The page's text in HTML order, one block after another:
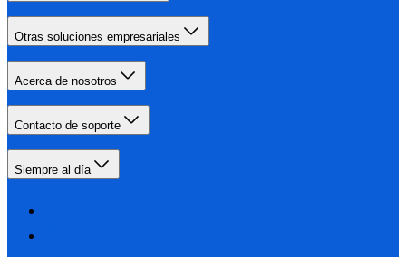
Otras soluciones empresariales
Acerca de nosotros
Contacto de soporte
Siempre al día